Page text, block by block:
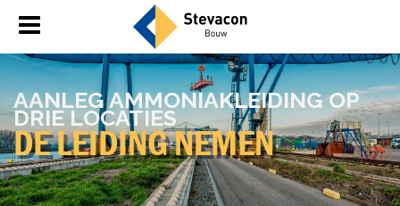
AAN­LEG AM­MO­NIA­K­LEI­DING OP
DRIE LO­CA­TIES
DE LEI­DING NEMEN